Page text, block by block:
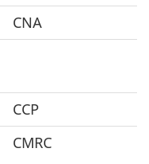
CNA
CCP
CMRC